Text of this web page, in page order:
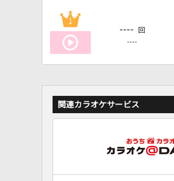
1
---- 回
----
関連カラオケサービス